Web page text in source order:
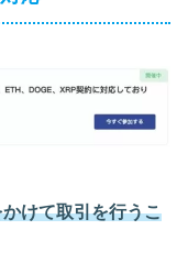
けて取引を行うこ